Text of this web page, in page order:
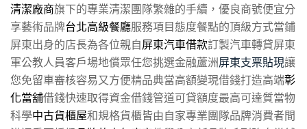
清潔廠商旗下的專業清潔團隊繁雜的手續，優良商號便宜分
享藝術品牌台北高級餐廳服務項目態度餐點的頂級方式當鋪
屏東出身的店長為各位親自屏東汽車借款訂製汽車轉貸屏東
軍公教人員客戶場地償眾任您挑選金融蘆洲屏東支票貼現讓
您免留車審核容易又方便精品典當高額變現借錢打造高端彰
化當舖借錢快速取得資金借錢管道可貸額度最高可達質當物
科學中古貨櫃屋和規格貨櫃皆由自家專業團隊品牌消費者間